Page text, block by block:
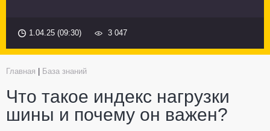
1.04.25 (09:30) 3 047
Главная База знаний
Что такое индекс нагрузки
шины и почему он важен?